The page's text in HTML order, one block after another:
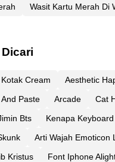
Wasit Kartu Merah Di
Kotak Cream
Aesthetic
Paste Arcade
Cat
Bts
Kenapa
Arti Wajah Emoticon
Kristus
Font Iphone